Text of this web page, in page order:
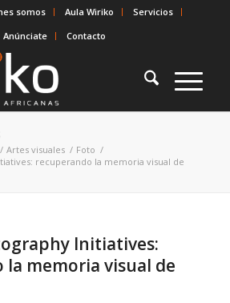
somos Aula Wiriko
Servicios
Anúnciate
Contacto
/ Artes visuales / Foto /
recuperando la memoria visual de
Initiatives:
la memoria visual de